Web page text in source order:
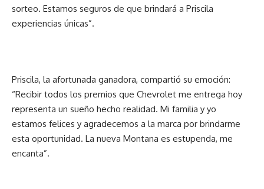
sorteo. Estamos seguros de que brindará a Priscila
experiencias únicas”.
Priscila, la afortunada ganadora, compartió su emoción:
“Recibir todos los premios que Chevrolet me entrega hoy
representa un sueño hecho realidad. Mi familia y yo
estamos felices y agradecemos a la marca por brindarme
esta oportunidad. La nueva Montana es estupenda, me
encanta”.